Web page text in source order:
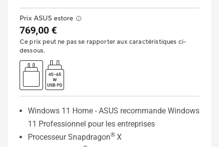
Prix ASUS estore
769,00 €
Ce prix peut ne pas se rapporter aux caractéristiques ci-
dessous.
Windows 11 Home - ASUS recommande Windows
11 Professionnel pour les entreprises
Processeur Snapdragon® X